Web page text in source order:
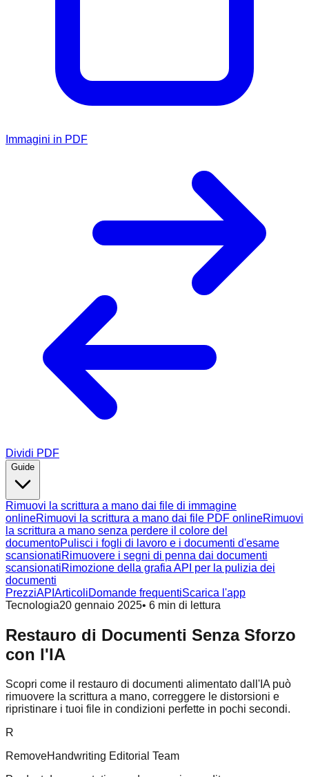
Immagini in PDF
Dividi PDF
Guide
Rimuovi la scrittura a mano dai file di immagine
onlineRimuovi la scrittura a mano dai file PDF onlineRimuovi
la scrittura a mano senza perdere il colore del
documentoPulisci i fogli di lavoro e i documenti d'esame
scansionatiRimuovere i segni di penna dai documenti
scansionatiRimozione della grafia API per la pulizia dei
documenti
PrezziAPI ArticoliDomande frequentiScarica l'app
Tecnologia20 gennaio 2025• 6 min di lettura
Restauro di Documenti Senza Sforzo
con l'IA
Scopri come il restauro di documenti alimentato dall'IA può
rimuovere la scrittura a mano, correggere le distorsioni e
ripristinare i tuoi file in condizioni perfette in pochi secondi.
R
RemoveHandwriting Editorial Team